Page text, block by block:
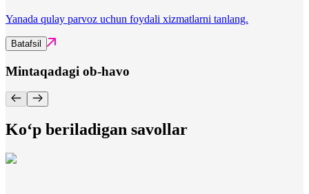
Yanada qulay parvoz uchun foydali xizmatlarni tanlang.
Batafsil
Mintaqadagi ob-havo
Ko‘p beriladigan savollar